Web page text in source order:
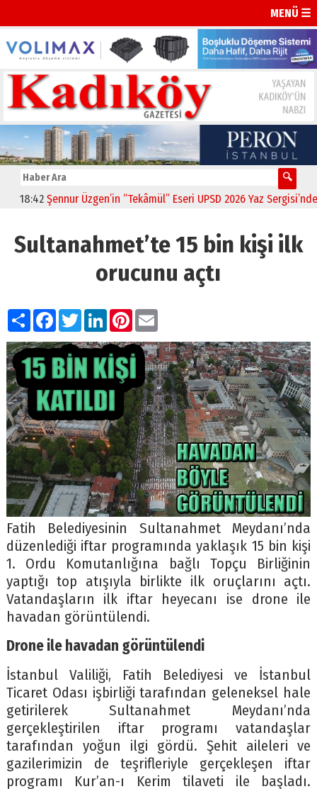
MENÜ ☰
Şennur Üzgen’in “Tekâmül” Eseri UPSD 2026 Yaz Sergisi’nde
Sultanahmet’te 15 bin kişi ilk
orucunu açtı
PaylaşFacebook
TwitterLinkedIn
Pinterest
Email
Fatih Belediyesinin Sultanahmet Meydanı’nda
düzenlediği iftar programında yaklaşık 15 bin kişi
1. Ordu Komutanlığına bağlı Topçu Birliğinin
yaptığı top atışıyla birlikte ilk oruçlarını açtı.
Vatandaşların ilk iftar heyecanı ise drone ile
havadan görüntülendi.
Drone ile havadan görüntülendi
İstanbul Valiliği, Fatih Belediyesi ve İstanbul
Ticaret Odası işbirliği tarafından geleneksel hale
getirilerek Sultanahmet Meydanı’nda
gerçekleştirilen iftar programı vatandaşlar
tarafından yoğun ilgi gördü. Şehit aileleri ve
gazilerimizin de teşrifleriyle gerçekleşen iftar
programı Kur’an-ı Kerim tilaveti ile başladı.